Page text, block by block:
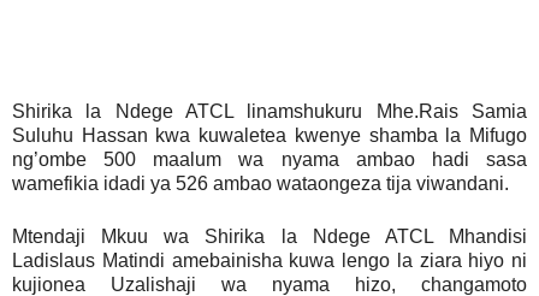
Shirika la Ndege ATCL linamshukuru Mhe.Rais Samia
Suluhu Hassan kwa kuwaletea kwenye shamba la Mifugo
ng’ombe 500 maalum wa nyama ambao hadi sasa
wamefikia idadi ya 526 ambao wataongeza tija viwandani.
Mtendaji Mkuu wa Shirika la Ndege ATCL Mhandisi
Ladislaus Matindi amebainisha kuwa lengo la ziara hiyo ni
kujionea Uzalishaji wa nyama hizo, changamoto